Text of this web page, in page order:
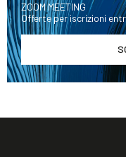
ZOOM MEETING
Offerte per iscrizioni